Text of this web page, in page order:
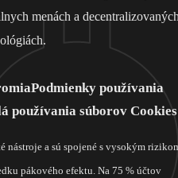
menách a
Podmienky používania
používania súborov Cookies
a sú spojené s vysokým
pákového efektu. Na 75 % účtov